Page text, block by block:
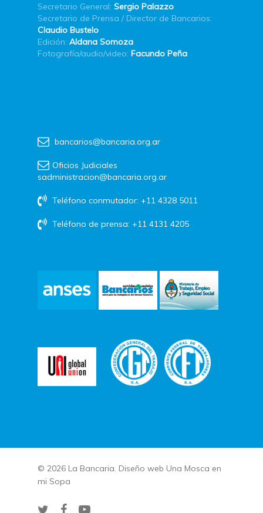
Secretario General: Sergio Palazzo
Secretario de Prensa / Director de Bancarios:
Claudio Bustelo
Edición: Aldana Somoza
Fotografía/audio/video: Facundo Peña
bancarios@bancaria.org.ar
Oficios Judiciales
sadministracion@bancaria.org.ar
Teléfono conmutador: +11 4328 5011
Teléfono de prensa: +11 4131 4205
© 2026 La Bancaria. Diseño web Una Mosca en
mi Sopa
twitterfacebookyoutube